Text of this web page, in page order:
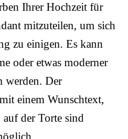
Ihrer Hochzeit für
mitzuteilen, um sich
zu einigen. Es kann
oder etwas moderner
werden. Der
einem Wunschtext,
der Torte sind